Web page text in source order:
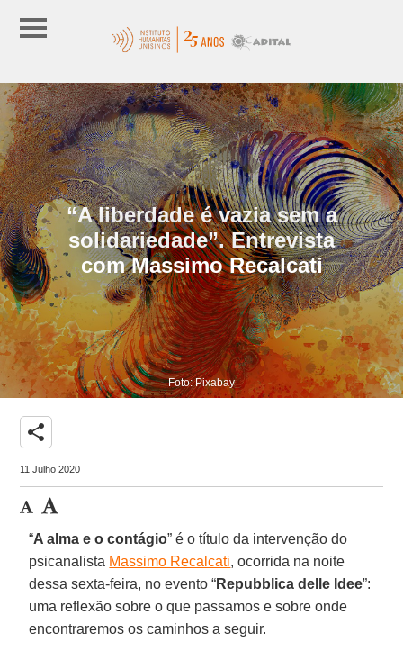
“A liberdade é vazia sem a
solidariedade”. Entrevista
com Massimo Recalcati
Foto: Pixabay
share
11 Julho 2020
“A alma e o contágio” é o título da intervenção do
psicanalista Massimo Recalcati, ocorrida na noite
dessa sexta-feira, no evento “Repubblica delle Idee”:
uma reflexão sobre o que passamos e sobre onde
encontraremos os caminhos a seguir.